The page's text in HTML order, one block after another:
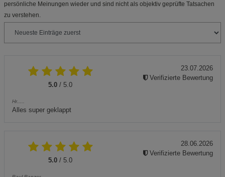
persönliche Meinungen wieder und sind nicht als objektiv geprüfte Tatsachen
zu verstehen.
5.0 / 5.0
Hr.....
Alles super geklappt
23.07.2026
Verifizierte Bewertung
5.0 / 5.0
28.06.2026
Verifizierte Bewertung